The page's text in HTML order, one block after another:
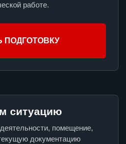
работе.
ПОДГОТОВКУ
ситуацию
помещение,
документацию